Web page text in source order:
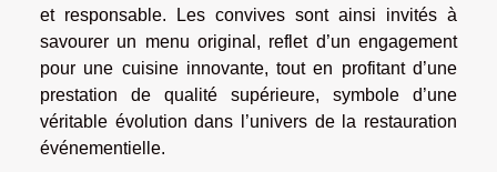
et responsable. Les convives sont ainsi invités à
savourer un menu original, reflet d’un engagement
pour une cuisine innovante, tout en profitant d’une
prestation de qualité supérieure, symbole d’une
véritable évolution dans l’univers de la restauration
événementielle.